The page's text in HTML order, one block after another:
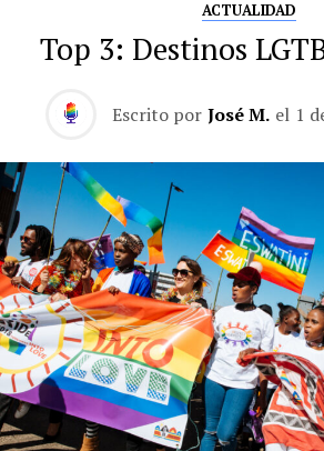
ACTUALIDAD
Top 3: Destinos
Escrito por José M. el 1